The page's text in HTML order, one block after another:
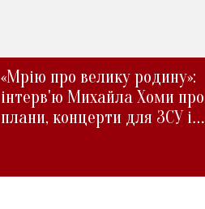
«Мрію про велику родину»:
інтерв'ю Михайла Хоми про
плани, концерти для ЗСУ і